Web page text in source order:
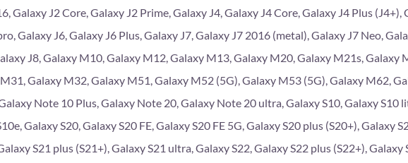
Galaxy J2 Core, Galaxy J2 Prime, Galaxy J4, Galaxy J4 Core, Galaxy J4 Plus (J4+),
Galaxy J6, Galaxy J6 Plus, Galaxy J7, Galaxy J7 2016 (metal), Galaxy J7 Neo,
J8, Galaxy M10, Galaxy M12, Galaxy M13, Galaxy M20, Galaxy M21s, Galaxy
Galaxy M32, Galaxy M51, Galaxy M52 (5G), Galaxy M53 (5G), Galaxy M62,
Note 10 Plus, Galaxy Note 20, Galaxy Note 20 ultra, Galaxy S10, Galaxy S10
Galaxy S20, Galaxy S20 FE, Galaxy S20 FE 5G, Galaxy S20 plus (S20+), Galaxy
S21 plus (S21+), Galaxy S21 ultra, Galaxy S22, Galaxy S22 plus (S22+),